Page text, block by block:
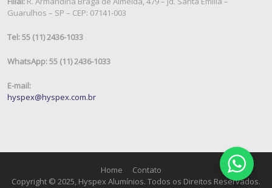
Guarulhos – SP – CEP: 07141-003
Tel: 55 (11) 2436-1033
WhatsApp: 55 (11) 2436-1033
E-mail:
hyspex@hyspex.com.br
Home
Contato
Copyright © 2025, Hyspex Alumínios. Todos os Direitos Reservados.